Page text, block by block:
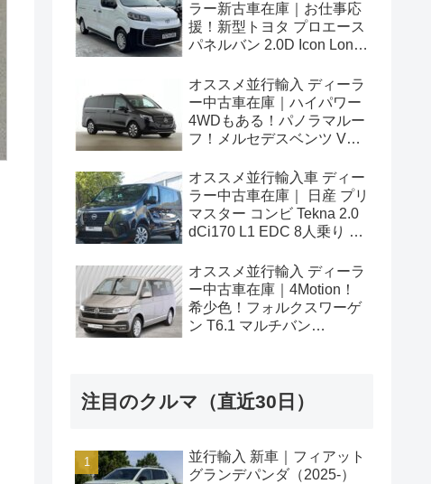
ラー新古車在庫｜お仕事応
援！新型トヨタ プロエース
パネルバン 2.0D Icon Long
オススメ並行輸入 ディーラ
ー中古車在庫｜ハイパワー
4WDもある！パノラマルー
フ！メルセデスベンツ Vク
ロング 4Matic 9G-Tronic 左
ハンドル
オススメ並行輸入車 ディー
ラー中古車在庫｜ 日産 プリ
マスター コンビ Tekna 2.0
dCi170 L1 EDC 8人乗り 左
オススメ並行輸入 ディーラ
ー中古車在庫｜4Motion！
希少色！フォルクスワーゲ
ン T6.1 マルチバン
注目のクルマ（直近30日）
並行輸入 新車｜フィアット
グランデパンダ（2025-）